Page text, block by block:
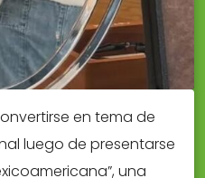
en tema de
luego de presentarse
una